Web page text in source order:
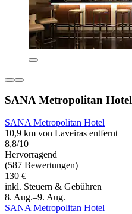
SANA Metropolitan Hotel
SANA Metropolitan Hotel
10,9 km von Laveiras entfernt
8,8/10
Hervorragend
(587 Bewertungen)
130 €
inkl. Steuern & Gebühren
8. Aug.–9. Aug.
SANA Metropolitan Hotel